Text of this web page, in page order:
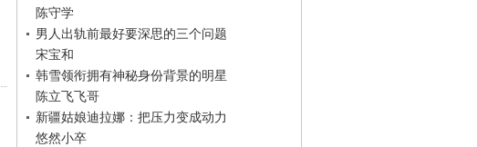
陈守学
男人出轨前最好要深思的三个问题
宋宝和
韩雪领衔拥有神秘身份背景的明星
陈立飞飞哥
新疆姑娘迪拉娜：把压力变成动力
悠然小卒